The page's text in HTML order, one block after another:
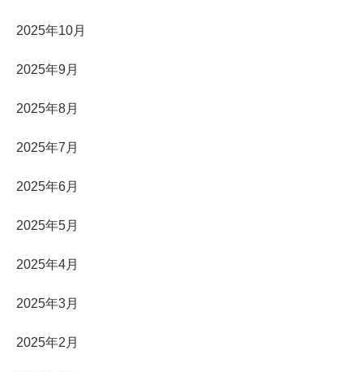
2025年10月
2025年9月
2025年8月
2025年7月
2025年6月
2025年5月
2025年4月
2025年3月
2025年2月